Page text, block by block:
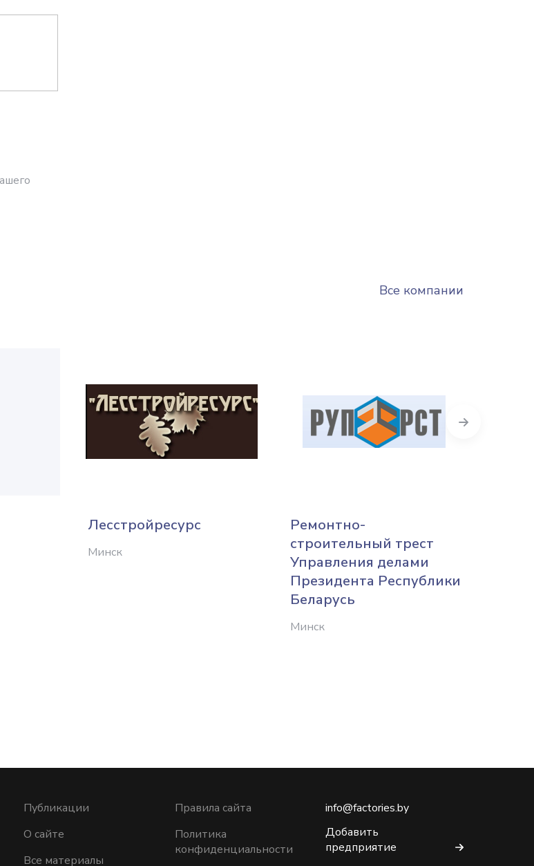
Все компании
Лесстройресурс
Минск
Ремонтно-
строительный трест
Управления делами
Президента Республики
Беларусь
Минск
Публикации
О сайте
Все материалы
Правила сайта
Политика
конфиденциальности
info@factories.by
Добавить
предприятие